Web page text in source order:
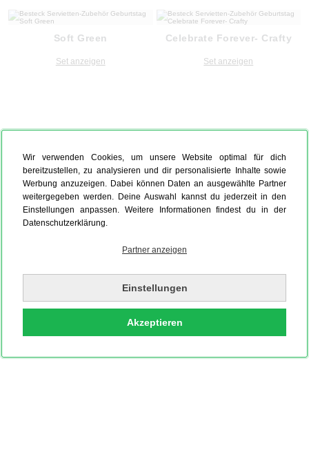
Wir verwenden Cookies, um unsere Website optimal für dich
bereitzustellen, zu analysieren und dir personalisierte Inhalte sowie
Werbung anzuzeigen. Dabei können Daten an ausgewählte Partner
weitergegeben werden. Deine Auswahl kannst du jederzeit in den
Einstellungen anpassen. Weitere Informationen findest du in der
Datenschutzerklärung.
Partner anzeigen
Einstellungen
Akzeptieren
Soft Green
Set anzeigen
Celebrate Forever- Crafty
Set anzeigen